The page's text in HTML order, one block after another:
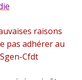
raisons
pas adhérer au
Sgen-Cfdt